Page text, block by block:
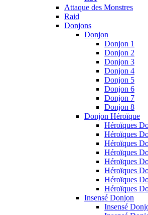
Attaque des Monstres
Raid
Donjons
Donjon
Donjon 1
Donjon 2
Donjon 3
Donjon 4
Donjon 5
Donjon 6
Donjon 7
Donjon 8
Donjon Héroïque
Héroïques
Héroïques
Héroïques
Héroïques
Héroïques
Héroïques
Héroïques
Héroïques
Insensé Donjon
Insensé